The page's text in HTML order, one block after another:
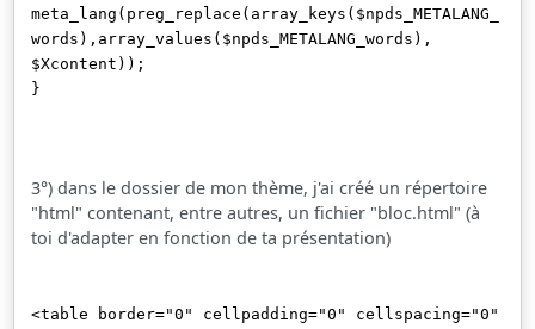
meta_lang(preg_replace(array_keys($npds_METALANG_
words),array_values($npds_METALANG_words),
$Xcontent));
}
3°) dans le dossier de mon thème, j'ai créé un répertoire
"html" contenant, entre autres, un fichier "bloc.html" (à
toi d'adapter en fonction de ta présentation)
<table border="0" cellpadding="0" cellspacing="0"